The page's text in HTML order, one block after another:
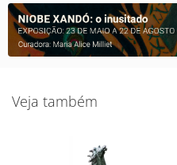
Veja também